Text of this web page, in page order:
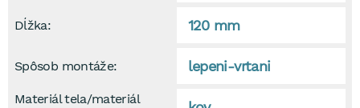
Dĺžka: 120 mm
Spôsob montáže: lepeni-vrtani
Materiál tela/materiál